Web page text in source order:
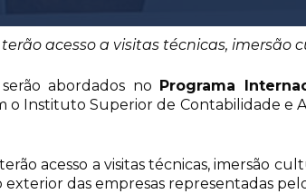
acesso a visitas técnicas,
abordados no
Programa
o Instituto Superior de Contabilidade e
acesso a visitas técnicas, imersão
das empresas representadas pelo